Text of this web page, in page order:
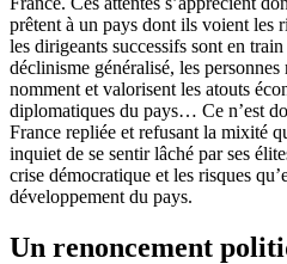
prêtent à un pays dont ils voient les
les dirigeants successifs sont en
déclinisme généralisé, les personnes
nomment et valorisent les atouts
diplomatiques du pays… Ce n’est
France repliée et refusant la mixité
inquiet de se sentir lâché par ses
crise démocratique et les risques
développement du pays.
Un renoncement